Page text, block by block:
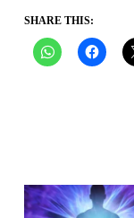
SHARE THIS: